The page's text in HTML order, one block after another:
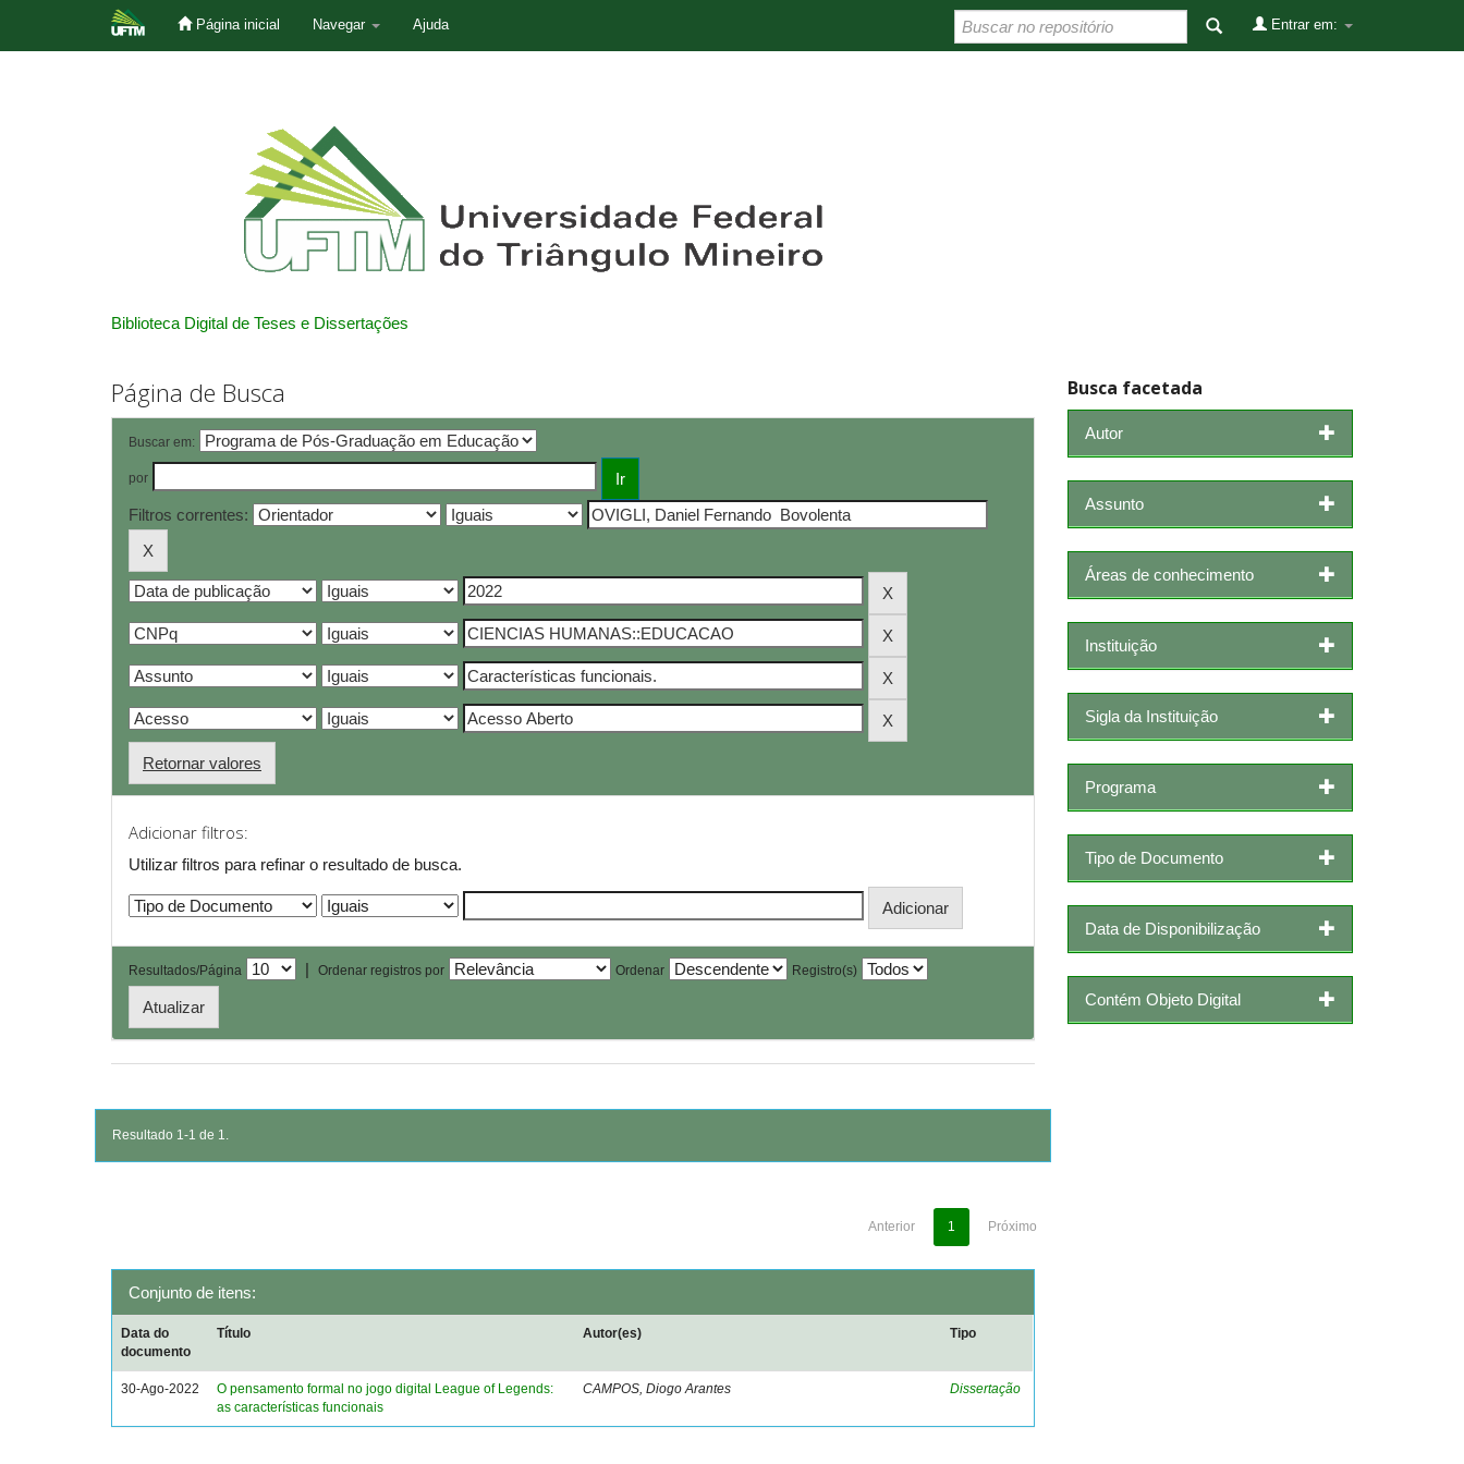
Página inicial Navegar Ajuda Entrar em:
Biblioteca Digital de Teses e Dissertações
Página de Busca
Buscar em:
por
Filtros correntes:
Retornar valores
Adicionar filtros:
Utilizar filtros para refinar o resultado de busca.
Resultados/Página | Ordenar registros por Ordenar Registro(s)
Resultado 1-1 de 1.
Anterior 1 Próximo
Conjunto de itens:
Data do
documento
Título Autor(es) Tipo
30-Ago-2022
O pensamento formal no jogo digital League of Legends:
as características funcionais
CAMPOS, Diogo Arantes Dissertação
Busca facetada
Autor
Assunto
Áreas de conhecimento
Instituição
Sigla da Instituição
Programa
Tipo de Documento
Data de Disponibilização
Contém Objeto Digital